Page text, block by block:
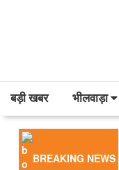
बड़ी खबर भीलवाड़ा
BREAKING NEWS